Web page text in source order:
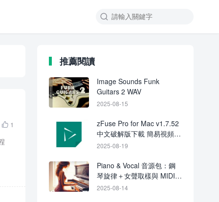

 1
推薦閱讀
Image Sounds Funk
Guitars 2 WAV
2025-08-15
zFuse Pro for Mac v1.7.52
中文破解版下載 簡易視頻播
放器
2025-08-19
Piano & Vocal 音源包：鋼
琴旋律＋女聲取樣與 MIDI
全套素材
2025-08-14